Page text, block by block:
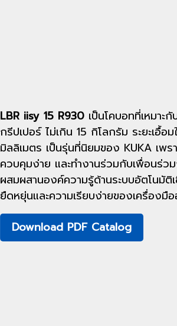
LBR iisy 15 R930 เป็นโคบอทที่เหมา
กรีปเปอร์ ไม่เกิน 15 กิโลกรัม ระยะเอื้
มิลลิเมตร เป็นรุ่นที่นิยมของ KUKA เพ
ควบคุมง่าย และทำงานร่วมกับเพื่อนร่ว
ผสมผสานองค์ความรู้ด้านระบบอัตโนมัติ
ยืดหยุ่นและความเรียบง่ายของเครื่องมื
Download PDF Catalog